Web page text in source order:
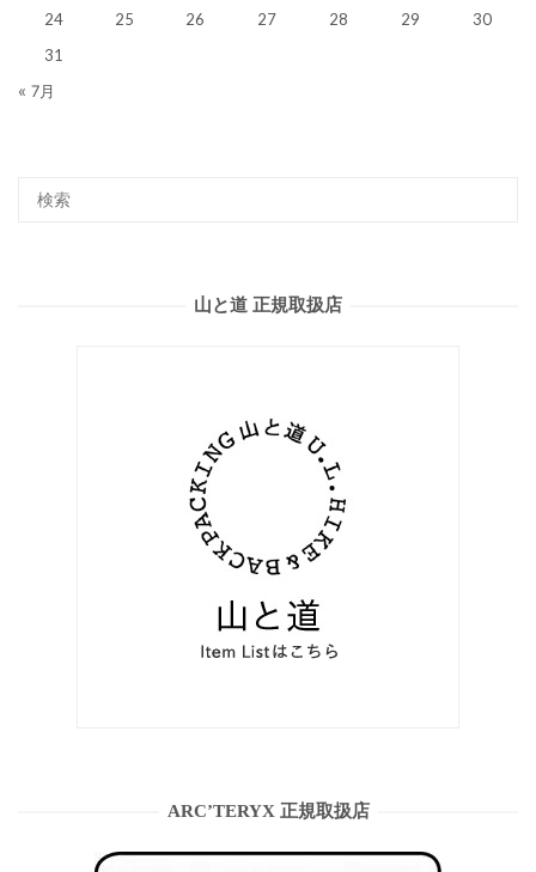
24 25 26 27 28 29
30
31
« 7月
山と道 正規取扱店
ARC’TERYX 正規取扱店